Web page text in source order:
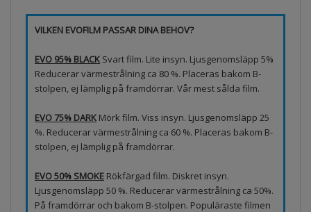
VILKEN EVOFILM PASSAR DINA BEHOV?
EVO 95% BLACK Svart film. Lite insyn. Ljusgenomsläpp 5%
Reducerar värmestrålning ca 80 %. Placeras bakom B-
stolpen, ej lämplig på framdörrar. Vår mest sålda film.
EVO 75% DARK Mörk film. Viss insyn. Ljusgenomsläpp 25
%. Reducerar värmestrålning ca 60 %. Placeras bakom B-
stolpen, ej lämplig på framdörrar.
EVO 50% SMOKE Rökfärgad film. Diskret insyn.
Ljusgenomsläpp 50 %. Reducerar värmestrålning ca 50%.
På framdörrar och bakom B-stolpen. Populäraste filmen